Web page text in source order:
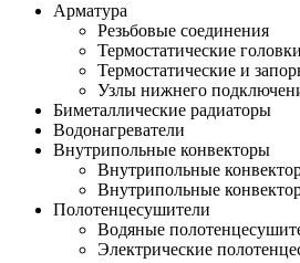
Арматура
Резьбовые соединения
Термостатические головки
Термостатические и
Узлы нижнего
Биметаллические радиаторы
Водонагреватели
Внутрипольные конвекторы
Внутрипольные
Внутрипольные
Полотенцесушители
Водяные
Электрические